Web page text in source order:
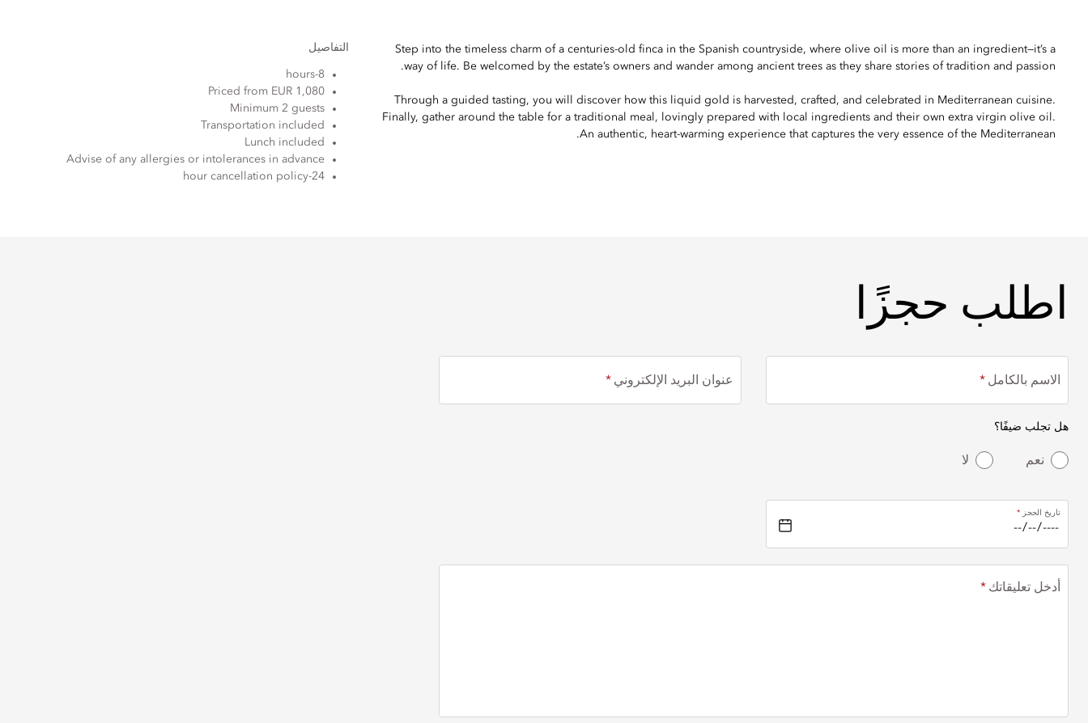
Step into the timeless charm of a centuries-old finca in the Spanish countryside, where olive oil is more than an ingredient—it’s a
way of life. Be welcomed by the estate’s owners and wander among ancient trees as they share stories of tradition and passion.
Through a guided tasting, you will discover how this liquid gold is harvested, crafted, and celebrated in Mediterranean cuisine.
Finally, gather around the table for a traditional meal, lovingly prepared with local ingredients and their own extra virgin olive oil.
An authentic, heart-warming experience that captures the very essence of the Mediterranean.
التفاصيل
8-hours
Priced from EUR 1,080
Minimum 2 guests
Transportation included
Lunch included
Advise of any allergies or intolerances in advance
24-hour cancellation policy
اطلب حجزًا
اطلب حجزًا
الاسم بالكامل عنوان البريد الإلكتروني
هل تجلب ضيفًا؟
نعم لا
تاريخ الحجز
أدخل تعليقاتك